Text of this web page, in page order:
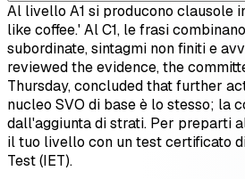
Al livello A1 si producono clausole
like coffee.' Al C1, le frasi
subordinate, sintagmi non finiti e
reviewed the evidence, the
Thursday, concluded that further
nucleo SVO di base è lo stesso; la
dall'aggiunta di strati. Per preparti
il tuo livello con un test certificato
Test (IET).